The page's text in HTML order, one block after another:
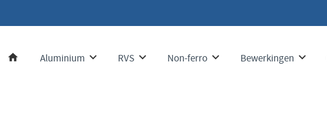
HomeAluminium RVS Non-ferro Bewerkingen